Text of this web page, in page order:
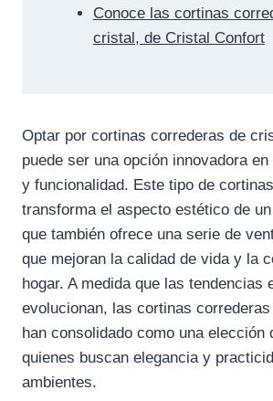
Conoce las cortinas
cristal, de Cristal Confort
Optar por cortinas correderas de
puede ser una opción innovadora
y funcionalidad. Este tipo de
transforma el aspecto estético de
que también ofrece una serie de
que mejoran la calidad de vida y la
hogar. A medida que las tendencias
evolucionan, las cortinas
han consolidado como una elección
quienes buscan elegancia y
ambientes.